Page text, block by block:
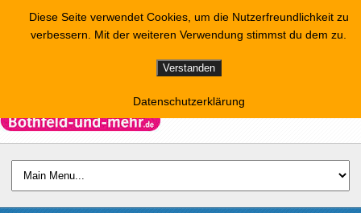
Diese Seite verwendet Cookies, um die Nutzerfreundlichkeit zu
verbessern. Mit der weiteren Verwendung stimmst du dem zu.
Verstanden
Datenschutzerklärung